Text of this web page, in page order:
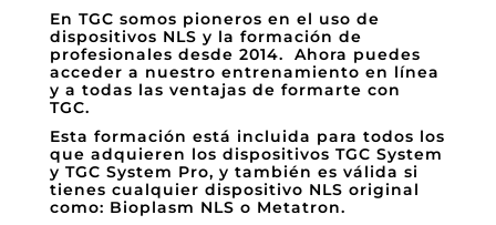
En TGC somos pioneros en el uso de
dispositivos NLS y la formación de
profesionales desde 2014. Ahora puedes
acceder a nuestro entrenamiento en línea
y a todas las ventajas de formarte con
TGC.
Esta formación está incluida para todos los
que adquieren los dispositivos TGC System
y TGC System Pro, y también es válida si
tienes cualquier dispositivo NLS original
como: Bioplasm NLS o Metatron.